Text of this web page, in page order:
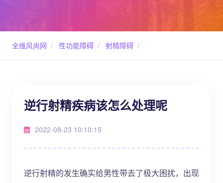
全维风尚网 / 性功能障碍 / 射精障碍 /
逆行射精疾病该怎么处理呢
2022-08-23 10:10:15
逆行射精的发生确实给男性带去了极大困扰，出现